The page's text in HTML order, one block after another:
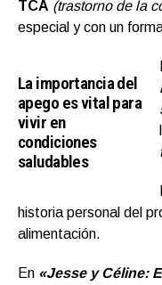
TCA (trastorno de la
especial y con un
La importancia del
apego es vital para
vivir en
condiciones
saludables
historia personal del
alimentación.
En «Jesse y Céline: